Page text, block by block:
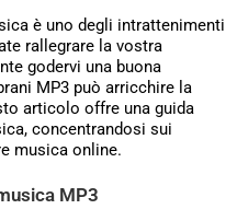
è uno degli intrattenimenti
rallegrare la vostra
godervi una buona
MP3 può arricchire la
articolo offre una guida
concentrandosi sui
musica online.
MP3